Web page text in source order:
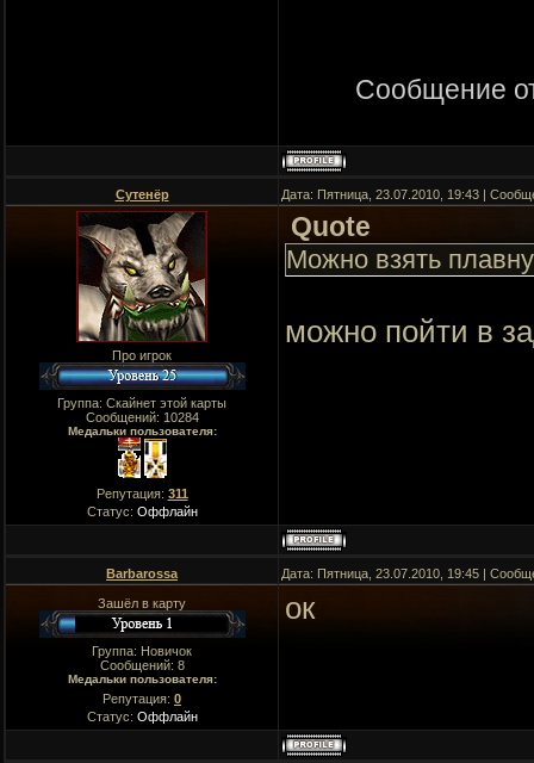
Сообщение
Сутенёр Дата: Пятница, 23.07.2010, 19:43 |
Про игрок
Группа: Скайнет этой карты
Сообщений: 10284
Медальки пользователя:
Репутация: 311
Статус: Оффлайн
Quote
Можно взять
можно пойти в
Barbarossa Дата: Пятница, 23.07.2010, 19:45 |
Зашёл в карту
Группа: Новичок
Сообщений: 8
Медальки пользователя:
Репутация: 0
Статус: Оффлайн
ок